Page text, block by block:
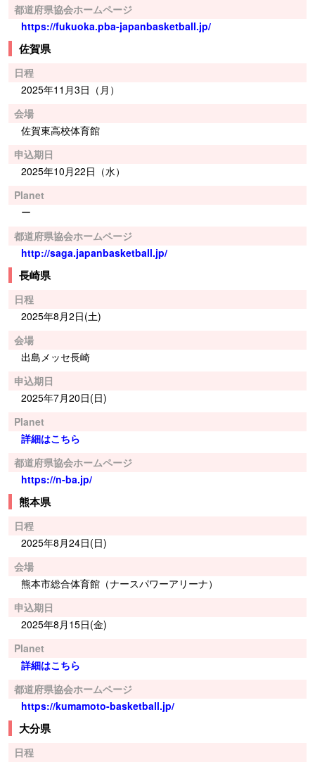
都道府県協会ホームページ
https://fukuoka.pba-japanbasketball.jp/
佐賀県
日程
2025年11月3日（月）
会場
佐賀東高校体育館
申込期日
2025年10月22日（水）
Planet
ー
都道府県協会ホームページ
http://saga.japanbasketball.jp/
長崎県
日程
2025年8月2日(土)
会場
出島メッセ長崎
申込期日
2025年7月20日(日)
Planet
詳細はこちら
都道府県協会ホームページ
https://n-ba.jp/
熊本県
日程
2025年8月24日(日)
会場
熊本市総合体育館（ナースパワーアリーナ）
申込期日
2025年8月15日(金)
Planet
詳細はこちら
都道府県協会ホームページ
https://kumamoto-basketball.jp/
大分県
日程